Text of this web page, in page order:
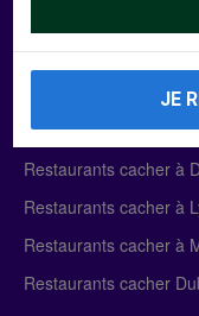
Manger Cacher
Liste des restaurants
Restaurants cacher à
Restaurants cacher à
Restaurants cacher à
Restaurants cacher à
Restaurants cacher
JE